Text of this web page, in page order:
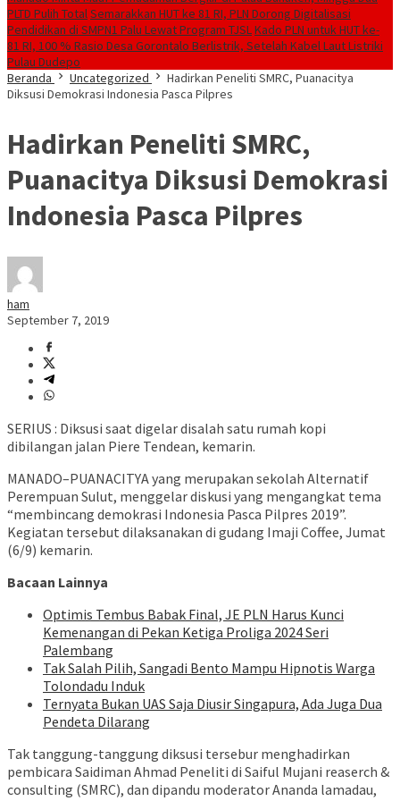
PLTD Pulih TotalSemarakkan HUT ke 81 RI, PLN Dorong Digitalisasi
Pendidikan di SMPN1 Palu Lewat Program TJSLKado PLN untuk HUT ke-
81 RI, 100 % Rasio Desa Gorontalo Berlistrik, Setelah Kabel Laut Listriki
Pulau Dudepo
Beranda
Uncategorized
Hadirkan Peneliti SMRC, Puanacitya
Diksusi Demokrasi Indonesia Pasca Pilpres
Hadirkan Peneliti SMRC,
Puanacitya Diksusi Demokrasi
Indonesia Pasca Pilpres
ham
September 7, 2019
SERIUS : Diksusi saat digelar disalah satu rumah kopi
dibilangan jalan Piere Tendean, kemarin.
MANADO–PUANACITYA yang merupakan sekolah Alternatif
Perempuan Sulut, menggelar diskusi yang mengangkat tema
“membincang demokrasi Indonesia Pasca Pilpres 2019”.
Kegiatan tersebut dilaksanakan di gudang Imaji Coffee, Jumat
(6/9) kemarin.
Bacaan Lainnya
Optimis Tembus Babak Final, JE PLN Harus Kunci
Kemenangan di Pekan Ketiga Proliga 2024 Seri
Palembang
Tak Salah Pilih, Sangadi Bento Mampu Hipnotis Warga
Tolondadu Induk
Ternyata Bukan UAS Saja Diusir Singapura, Ada Juga Dua
Pendeta Dilarang
Tak tanggung-tanggung diksusi tersebur menghadirkan
pembicara Saidiman Ahmad Peneliti di Saiful Mujani reaserch &
consulting (SMRC), dan dipandu moderator Ananda lamadau,